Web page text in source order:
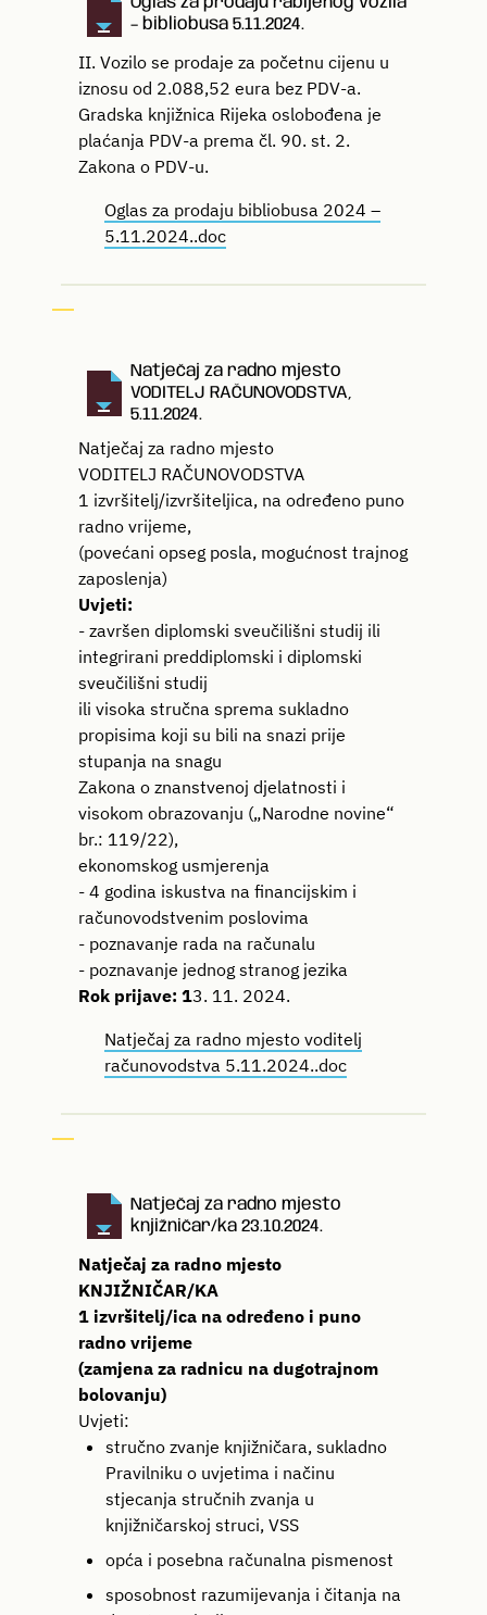
– bibliobusa 5.11.2024.
II. Vozilo se prodaje za početnu cijenu u
iznosu od 2.088,52 eura bez PDV-a.
Gradska knjižnica Rijeka oslobođena je
plaćanja PDV-a prema čl. 90. st. 2.
Zakona o PDV-u.
Oglas za prodaju bibliobusa 2024 –
5.11.2024..doc
Natječaj za radno mjesto
VODITELJ RAČUNOVODSTVA,
5.11.2024.
Natječaj za radno mjesto
VODITELJ RAČUNOVODSTVA
1 izvršitelj/izvršiteljica, na određeno puno
radno vrijeme,
(povećani opseg posla, mogućnost trajnog
zaposlenja)
Uvjeti:
- završen diplomski sveučilišni studij ili
integrirani preddiplomski i diplomski
sveučilišni studij
ili visoka stručna sprema sukladno
propisima koji su bili na snazi prije
stupanja na snagu
Zakona o znanstvenoj djelatnosti i
visokom obrazovanju („Narodne novine“
br.: 119/22),
ekonomskog usmjerenja
- 4 godina iskustva na financijskim i
računovodstvenim poslovima
- poznavanje rada na računalu
- poznavanje jednog stranog jezika
Rok prijave: 13. 11. 2024.
Natječaj za radno mjesto voditelj
računovodstva 5.11.2024..doc
Natječaj za radno mjesto
knjižničar/ka 23.10.2024.
Natječaj za radno mjesto
KNJIŽNIČAR/KA
1 izvršitelj/ica na određeno i puno
radno vrijeme
(zamjena za radnicu na dugotrajnom
bolovanju)
Uvjeti:
stručno zvanje knjižničara, sukladno
Pravilniku o uvjetima i načinu
stjecanja stručnih zvanja u
knjižničarskoj struci, VSS
opća i posebna računalna pismenost
sposobnost razumijevanja i čitanja na